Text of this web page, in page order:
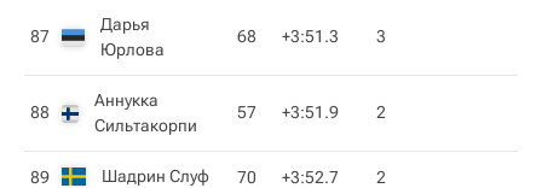
87
Дарья
Юрлова
68 +3:51.3 3
88
Аннукка
Сильтакорпи
57 +3:51.9 2
89 Шадрин Слуф 70 +3:52.7 2